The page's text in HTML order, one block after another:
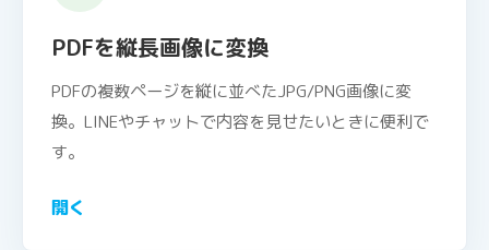
PDFを縦長画像に変換
PDFの複数ページを縦に並べたJPG/PNG画像に変
換。LINEやチャットで内容を見せたいときに便利で
す。
開く